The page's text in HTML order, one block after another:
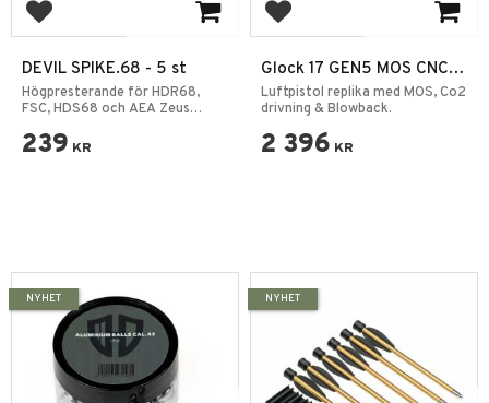
Add to favorites
DEVIL SPIKE.68 - 5 st
Högpresterande för HDR68,
FSC, HDS68 och AEA Zeus
239 KR
Add to favorites
Glock 17 GEN5 MOS CNC
Blowback CO2 4,5mm BB
Luftpistol replika med MOS, Co2
drivning & Blowback.
2 396 KR
NYHET NYHET